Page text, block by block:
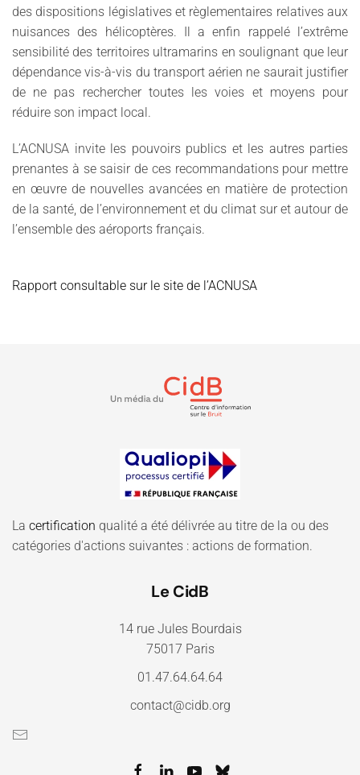
des dispositions législatives et règlementaires relatives aux
nuisances des hélicoptères. Il a enfin rappelé l’extrême
sensibilité des territoires ultramarins en soulignant que leur
dépendance vis-à-vis du transport aérien ne saurait justifier
de ne pas rechercher toutes les voies et moyens pour
réduire son impact local.
L’ACNUSA invite les pouvoirs publics et les autres parties
prenantes à se saisir de ces recommandations pour mettre
en œuvre de nouvelles avancées en matière de protection
de la santé, de l’environnement et du climat sur et autour de
l’ensemble des aéroports français.
Rapport consultable sur le site de l’ACNUSA
La certification qualité a été délivrée au titre de la ou des
catégories d'actions suivantes : actions de formation.
Le CidB
14 rue Jules Bourdais
75017 Paris
01.47.64.64.64
contact@cidb.org